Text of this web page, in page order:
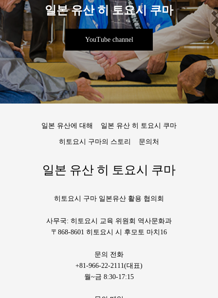
일본 유산 히 토요시 쿠마
YouTube channel
일본 유산에 대해 일본 유산 히 토요시 쿠마
히토요시 구마의 스토리 문의처
일본 유산 히 토요시 쿠마
히토요시 구마 일본유산 활용 협의회
사무국: 히토요시 교육 위원회 역사문화과
〒868-8601 히토요시 시 후모토 마치16
문의 전화
+81-966-22-2111(대표)
월~금 8:30-17:15